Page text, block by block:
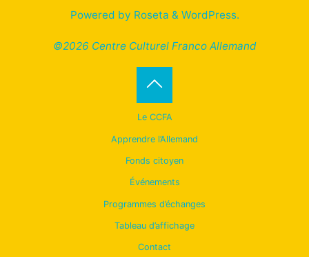
Powered by Roseta & WordPress.
©2026 Centre Culturel Franco Allemand
Le CCFA
Apprendre l’Allemand
Fonds citoyen
Événements
Programmes d’échanges
Tableau d’affichage
Contact
Back
to
Top